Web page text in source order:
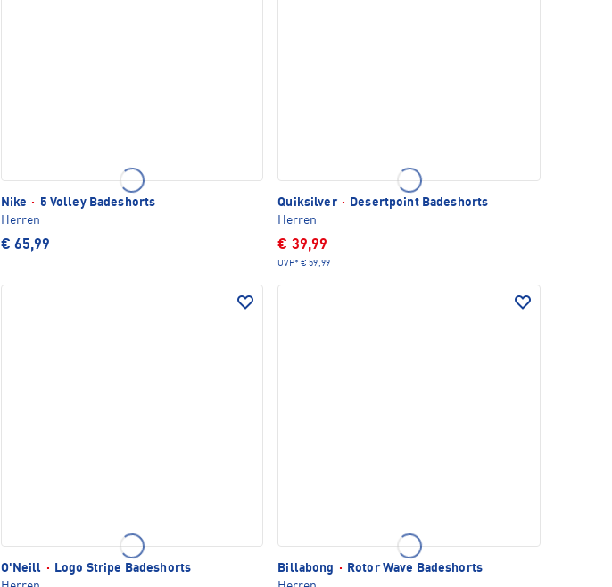
Nike · 5 Volley Badeshorts
Herren
€ 65,99
Quiksilver ·
Desertpoint Badeshorts
Herren
€ 39,99
UVP* € 59,99
O'Neill ·
Logo Stripe Badeshorts
Billabong ·
Rotor Wave Badeshorts